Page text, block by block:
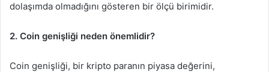
dolaşımda olmadığını gösteren bir ölçü birimidir.
2. Coin genişliği neden önemlidir?
Coin genişliği, bir kripto paranın piyasa değerini,